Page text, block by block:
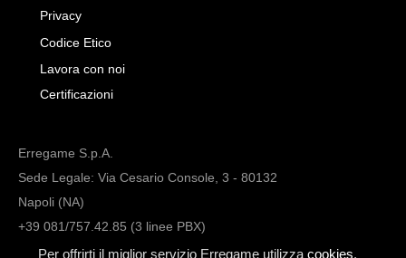
Per offrirti il miglior servizio Erregame utilizza cookies.
Privacy
Codice Etico
Lavora con noi
Certificazioni
Erregame S.p.A.
Sede Legale: Via Cesario Console, 3 - 80132
Napoli (NA)
+39 081/757.42.85 (3 linee PBX)
info@erregame.com